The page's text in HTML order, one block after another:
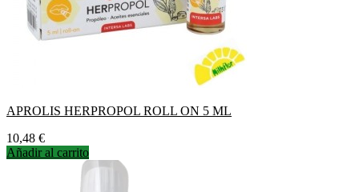
APROLIS HERPROPOL ROLL ON 5 ML
Precio
10,48 €
Añadir al carrito